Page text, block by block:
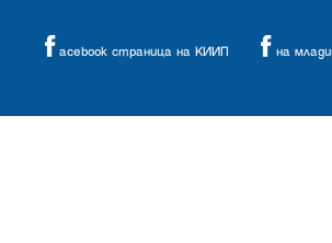
acebook страница на КИИП на